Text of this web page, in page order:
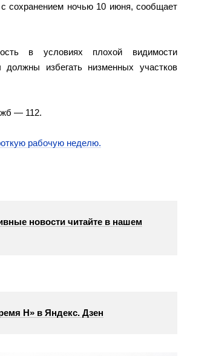
сохранением ночью 10 июня, сообщает
в условиях плохой видимости
избегать низменных участков
— 112.
рабочую неделю.
новости читайте в нашем
Н» в Яндекс. Дзен